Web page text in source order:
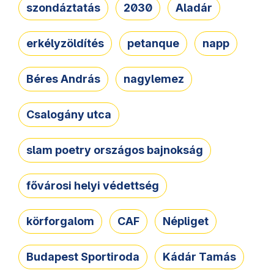
szondáztatás 2030 Aladár
erkélyzöldítés petanque napp
Béres András nagylemez
Csalogány utca
slam poetry országos bajnokság
fővárosi helyi védettség
körforgalom CAF Népliget
Budapest Sportiroda Kádár Tamás